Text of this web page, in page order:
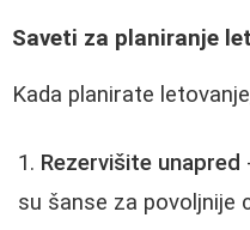
Saveti za planiranje
Kada planirate
Rezervišite unapred
su šanse za povoljnije